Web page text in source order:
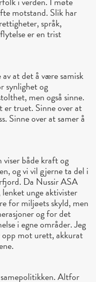
motstand. Slik har
språk,
er en trist
at det å være samisk
synlighet og
men også sinne.
er truet. Sinne over at
Sinne over at samer å
viser både kraft og
og vi vil gjerne ta del i
Da Nussir ASA
unge aktivister
for miljøets skyld, men
og for det
i egne områder. Jeg
opp mot urett, akkurat
Altfor